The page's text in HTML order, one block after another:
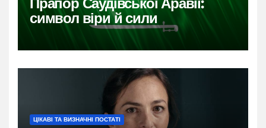
символ віри й сили
ЦІКАВІ ТА ВИЗНАЧНІ ПОСТАТІ